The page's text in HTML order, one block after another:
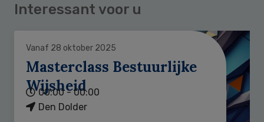
Interessant voor u
Vanaf 28 oktober 2025
Masterclass Bestuurlijke
Wijsheid
00:00 - 00:00
Den Dolder